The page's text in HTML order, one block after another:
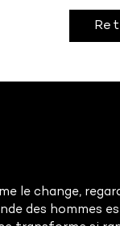
le change,
des hommes